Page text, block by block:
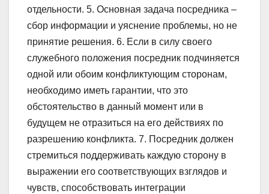
отдельности. 5. Основная задача посредника –
сбор информации и уяснение проблемы, но не
принятие решения. 6. Если в силу своего
служебного положения посредник подчиняется
одной или обоим конфликтующим сторонам,
необходимо иметь гарантии, что это
обстоятельство в данный момент или в
будущем не отразиться на его действиях по
разрешению конфликта. 7. Посредник должен
стремиться поддерживать каждую сторону в
выражении его соответствующих взглядов и
чувств, способствовать интеграции